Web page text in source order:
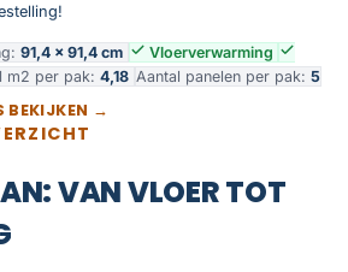
91,4 × 91,4 cm
Vloerverwarming
m2 per pak: 4,18 Aantal panelen per pak: 5
BEKIJKEN →
VAN VLOER TOT